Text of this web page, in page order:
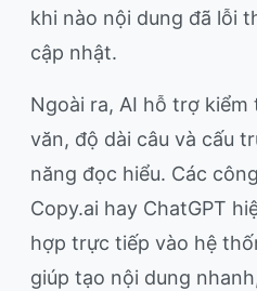
khi nào nội dung đã lỗi
cập nhật.
Ngoài ra, AI hỗ trợ
văn, độ dài câu và cấu
năng đọc hiểu. Các
Copy.ai hay ChatGPT
hợp trực tiếp vào hệ
giúp tạo nội dung